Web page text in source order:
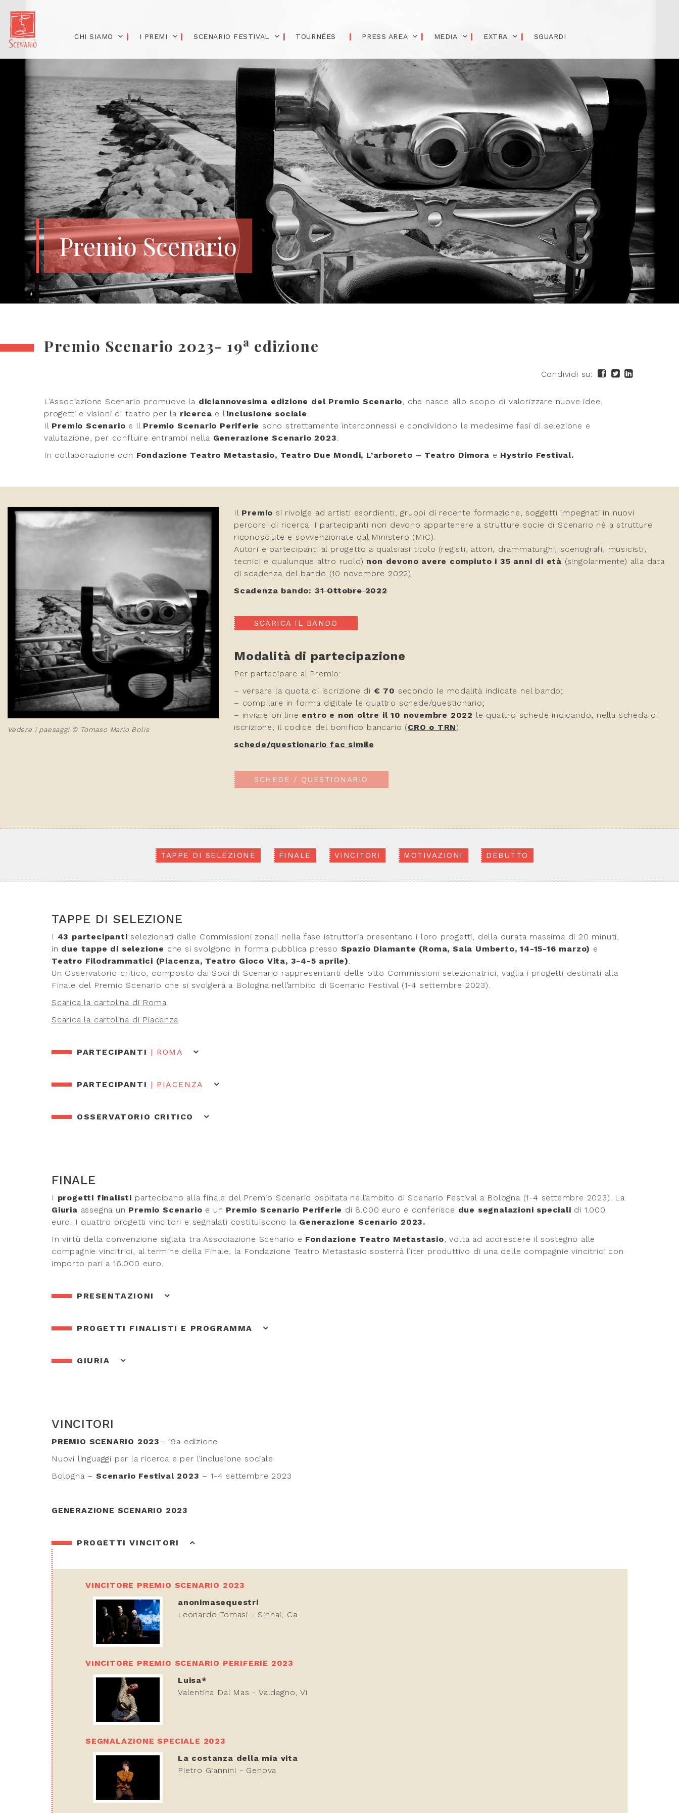
CHI SIAMO I PREMI SCENARIO FESTIVAL TOURNÉES PRESS AREA MEDIA EXTRA SGUARDI
Premio Scenario
Premio Scenario 2023- 19a edizione
Condividi su:
L’Associazione Scenario promuove la diciannovesima edizione del Premio Scenario, che nasce allo scopo di valorizzare nuove idee,
progetti e visioni di teatro per la ricerca e l’inclusione sociale.
Il Premio Scenario e il Premio Scenario Periferie sono strettamente interconnessi e condividono le medesime fasi di selezione e
valutazione, per confluire entrambi nella Generazione Scenario 2023.
In collaborazione con Fondazione Teatro Metastasio, Teatro Due Mondi, L’arboreto – Teatro Dimora e Hystrio Festival.
Vedere i paesaggi © Tomaso Mario Bolis
Il Premio si rivolge ad artisti esordienti, gruppi di recente formazione, soggetti impegnati in nuovi
percorsi di ricerca. I partecipanti non devono appartenere a strutture socie di Scenario né a strutture
riconosciute e sovvenzionate dal Ministero (MiC).
Autori e partecipanti al progetto a qualsiasi titolo (registi, attori, drammaturghi, scenografi, musicisti,
tecnici e qualunque altro ruolo) non devono avere compiuto i 35 anni di età (singolarmente) alla data
di scadenza del bando (10 novembre 2022).
Scadenza bando:31 Ottobre 2022
SCARICA IL BANDO
Modalità di partecipazione
Per partecipare al Premio:
– versare la quota di iscrizione di € 70 secondo le modalità indicate nel bando;
– compilare in forma digitale le quattro schede/questionario;
– inviare on line entro e non oltre il 10 novembre 2022 le quattro schede indicando, nella scheda di
iscrizione, il codice del bonifico bancario (CRO o TRN).
schede/questionario fac simile
SCHEDE / QUESTIONARIO
TAPPE DI SELEZIONE FINALE VINCITORI MOTIVAZIONI DEBUTTO
TAPPE DI SELEZIONE
I 43 partecipanti selezionati dalle Commissioni zonali nella fase istruttoria presentano i loro progetti, della durata massima di 20 minuti,
in due tappe di selezione che si svolgono in forma pubblica presso Spazio Diamante (Roma, Sala Umberto, 14-15-16 marzo) e
Teatro Filodrammatici (Piacenza, Teatro Gioco Vita, 3-4-5 aprile).
Un Osservatorio critico, composto dai Soci di Scenario rappresentanti delle otto Commissioni selezionatrici, vaglia i progetti destinati alla
Finale del Premio Scenario che si svolgerà a Bologna nell’ambito di Scenario Festival (1-4 settembre 2023).
Scarica la cartolina di Roma
Scarica la cartolina di Piacenza
PARTECIPANTI | ROMA
PARTECIPANTI | PIACENZA
OSSERVATORIO CRITICO
FINALE
I progetti finalisti partecipano alla finale del Premio Scenario ospitata nell’ambito di Scenario Festival a Bologna (1-4 settembre 2023). La
Giuria assegna un Premio Scenario e un Premio Scenario Periferie di 8.000 euro e conferisce due segnalazioni speciali di 1.000
euro. I quattro progetti vincitori e segnalati costituiscono la Generazione Scenario 2023.
In virtù della convenzione siglata tra Associazione Scenario e Fondazione Teatro Metastasio, volta ad accrescere il sostegno alle
compagnie vincitrici, al termine della Finale, la Fondazione Teatro Metastasio sosterrà l’iter produttivo di una delle compagnie vincitrici con
importo pari a 16.000 euro.
PRESENTAZIONI
PROGETTI FINALISTI E PROGRAMMA
GIURIA
VINCITORI
PREMIO SCENARIO 2023– 19a edizione
Nuovi linguaggi per la ricerca e per l’inclusione sociale
Bologna – Scenario Festival 2023 – 1-4 settembre 2023
GENERAZIONE SCENARIO 2023
PROGETTI VINCITORI
VINCITORE PREMIO SCENARIO 2023
anonimasequestri
Leonardo Tomasi - Sinnai, Ca
VINCITORE PREMIO SCENARIO PERIFERIE 2023
Luisa*
Valentina Dal Mas - Valdagno, Vi
SEGNALAZIONE SPECIALE 2023
La costanza della mia vita
Pietro Giannini - Genova